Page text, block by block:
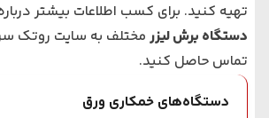
تهیه کنید. برای کسب اطلاعات بیشتر
دستگاه‌ برش لیزر مختلف به سایت روتک سر
تماس حاصل کنید.
دستگاه‌های خمکاری ورق